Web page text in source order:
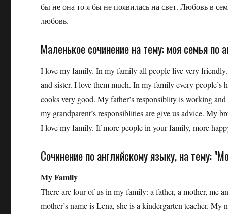
бы не она то я бы не появилась на свет. Любовь в
любовь.
Маленькое сочинение на тему: моя семья по
I love my family. In my family all people live very
and sister. I love them much. In my family every people’s
cooks very good. My father’s responsiblity is working
my grandparent’s responsiblities are give us advice. My
I love my family. If more people in your family, more
Сочинение по английскому языку, на тему:
My Family
There are four of us in my family: a father, a mother, me
mother’s name is Lena, she is a kindergarten teacher.